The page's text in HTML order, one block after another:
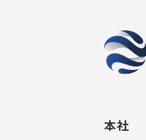
本社